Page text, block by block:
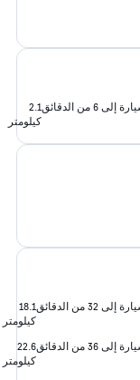
6 من الدقائق
2.1
كيلومتر
32 من الدقائق
18.1
كيلومتر
36 من الدقائق
22.6
كيلومتر